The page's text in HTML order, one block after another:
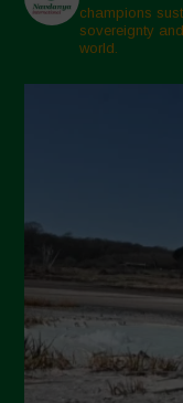
champions
sovereignty
world.